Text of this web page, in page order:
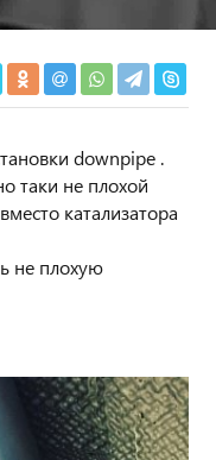
downpipe .
таки не плохой
катализатора
не плохую